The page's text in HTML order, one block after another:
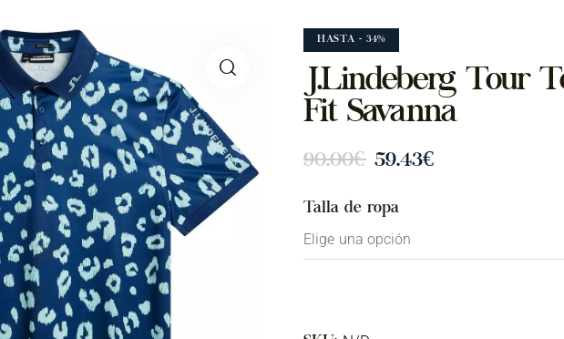
HASTA - 34%
J.Lindeberg Tour
Fit Savanna
90.00€ 59.43€
Talla de ropa